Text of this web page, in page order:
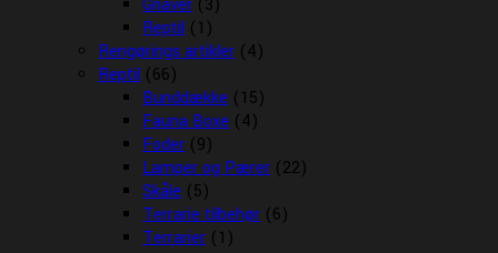
Gnaver (3)
Reptil (1)
Rengørings artikler (4)
Reptil (66)
Bunddække (15)
Fauna Boxe (4)
Foder (9)
Lamper og Pærer (22)
Skåle (5)
Terrarie tilbehør (6)
Terrarier (1)